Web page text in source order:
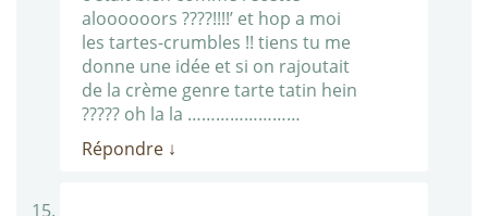
aloooooors ????!!!!’ et hop a moi
les tartes-crumbles !! tiens tu me
donne une idée et si on rajoutait
de la crème genre tarte tatin hein
????? oh la la ……………………
Répondre ↓